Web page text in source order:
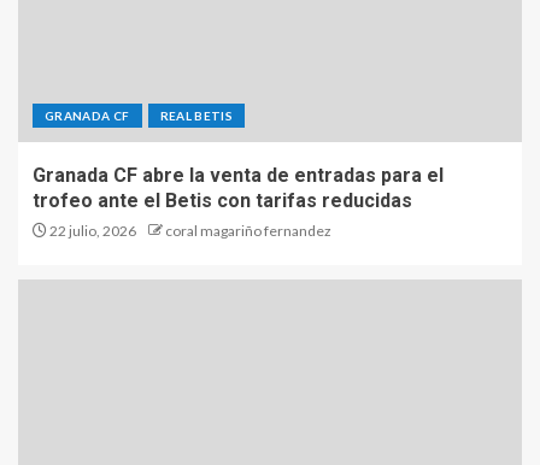
GRANADA CF REAL BETIS
Granada CF abre la venta de entradas para el
trofeo ante el Betis con tarifas reducidas
22 julio, 2026 coral magariño fernandez